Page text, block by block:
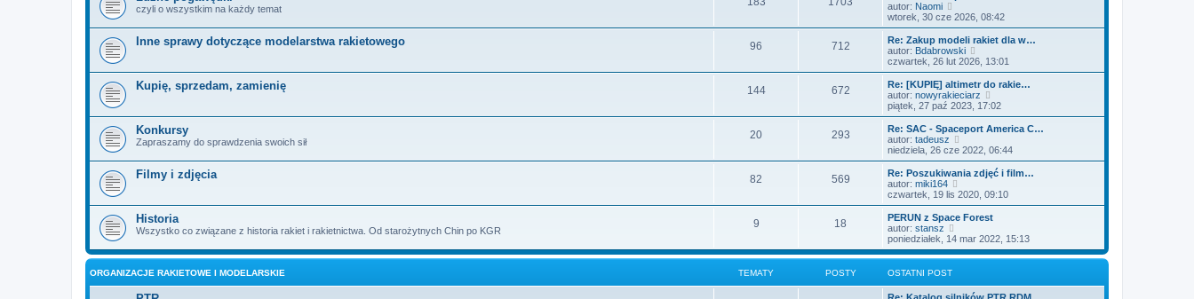
o
s
t
s
z
y
p
o
s
t
a
j
o
w
s
z
y
p
o
s
t
e
n
a
j
o
w
s
z
y
o
s
t
czyli o wszystkim na każdy temat
autor: Naomi
y
ś
w
i
e
l
n
a
j
o
w
s
z
y
p
o
s
t
wtorek, 30 cze 2026, 08:42
Inne sprawy dotyczące modelarstwa rakietowego 96 712
Re: Zakup modeli rakiet dla w…
autor: Bdabrowski
y
ś
w
i
e
n
a
j
o
s
z
y
o
s
t
czwartek, 26 lut 2026, 13:01
Kupię, sprzedam, zamienię 144 672
Re: [KUPIĘ] altimetr do rakie…
autor: nowyrakieciarz
y
ś
w
e
l
n
a
j
s
z
o
s
piątek, 27 paź 2023, 17:02
Konkursy
Zapraszamy do sprawdzenia swoich sił
20 293
Re: SAC - Spaceport America C…
autor: tadeusz
y
ś
w
e
l
n
j
n
s
niedziela, 26 cze 2022, 06:44
Filmy i zdjęcia 82 569
Re: Poszukiwania zdjęć i film…
autor: miki164
y
ś
w
e
l
j
czwartek, 19 lis 2020, 09:10
Historia
Wszystko co związane z historia rakiet i rakietnictwa. Od starożytnych Chin po KGR
9 18
PERUN z Space Forest
autor: stansz
y
ś
w
poniedziałek, 14 mar 2022, 15:13
ORGANIZACJE RAKIETOWE I MODELARSKIE TEMATY POSTY OSTATNI POST